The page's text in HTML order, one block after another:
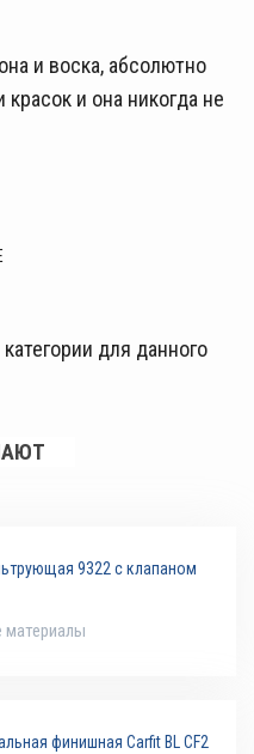
и воска, абсолютно
и она никогда не
для данного
9322 с клапаном
материалы
финишная Carfit BL CF2